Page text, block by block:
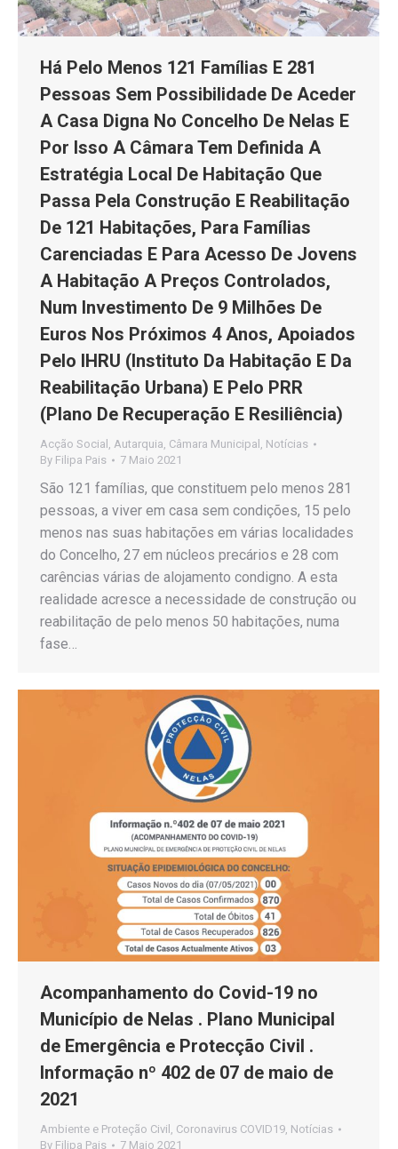
Há Pelo Menos 121 Famílias E 281
Pessoas Sem Possibilidade De Aceder
A Casa Digna No Concelho De Nelas E
Por Isso A Câmara Tem Definida A
Estratégia Local De Habitação Que
Passa Pela Construção E Reabilitação
De 121 Habitações, Para Famílias
Carenciadas E Para Acesso De Jovens
A Habitação A Preços Controlados,
Num Investimento De 9 Milhões De
Euros Nos Próximos 4 Anos, Apoiados
Pelo IHRU (Instituto Da Habitação E Da
Reabilitação Urbana) E Pelo PRR
(Plano De Recuperação E Resiliência)
Acção Social Autarquia Câmara Municipal Notícias
By Filipa Pais 7 Maio 2021
São 121 famílias, que constituem pelo menos 281
pessoas, a viver em casa sem condições, 15 pelo
menos nas suas habitações em várias localidades
do Concelho, 27 em núcleos precários e 28 com
carências várias de alojamento condigno. A esta
realidade acresce a necessidade de construção ou
reabilitação de pelo menos 50 habitações, numa
fase…
Acompanhamento do Covid-19 no
Município de Nelas . Plano Municipal
de Emergência e Protecção Civil .
Informação nº 402 de 07 de maio de
2021
Ambiente e Proteção Civil Coronavirus COVID19 Notícias
By Filipa Pais 7 Maio 2021